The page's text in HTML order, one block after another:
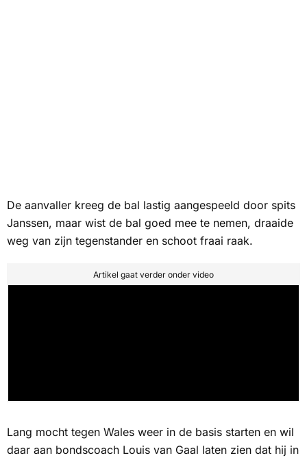
De aanvaller kreeg de bal lastig aangespeeld door spits
Janssen, maar wist de bal goed mee te nemen, draaide
weg van zijn tegenstander en schoot fraai raak.
Artikel gaat verder onder video
Lang mocht tegen Wales weer in de basis starten en wil
daar aan bondscoach Louis van Gaal laten zien dat hij in